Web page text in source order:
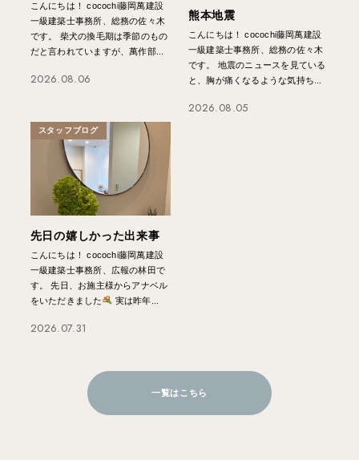
こんにちは！ cocochi藤岡萬建設
一級建築士事務所、総務の佐々木
です。 柴犬の換毛期は季節のもの
だと言われていますが、萬作部...
2026.08.06
熊本地震
こんにちは！ cocochi藤岡萬建設
一級建築士事務所、総務の佐々木
です。 地震のニュースを見ている
と、胸が痛くなるような気持ち...
2026.08.05
スタッフブログ
先日の嬉しかった出来事
こんにちは！ cocochi藤岡萬建設
一級建築士事務所、広報の林田で
す。 先日、お施主様からアナベル
をいただきました
実は昨年...
2026.07.31
一覧はこちら